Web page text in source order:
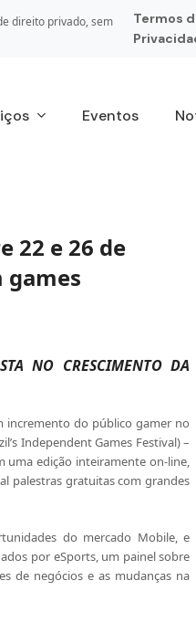
direito privado, sem
Termos
Eventos
22 e 26 de
games
NO CRESCIMENTO DA
incremento do público gamer no
Independent Games Festival) –
uma edição inteiramente on-line,
palestras gratuitas com grandes
do mercado Mobile, e
por eSports, um painel sobre
de negócios e as mudanças na